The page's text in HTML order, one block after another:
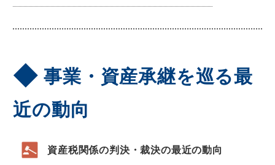
事業・資産承継を巡る最
近の動向
資産税関係の判決・裁決の最近の動向